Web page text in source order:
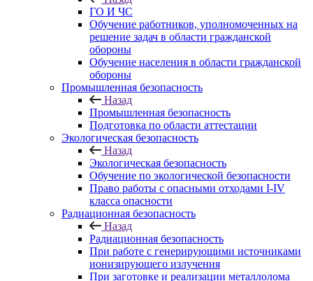
ГО И ЧС
Обучение работников, уполномоченных на
решение задач в области гражданской
обороны
Обучение населения в области гражданской
обороны
Промышленная безопасность
Назад
Промышленная безопасность
Подготовка по области аттестации
Экологическая безопасность
Назад
Экологическая безопасность
Обучение по экологической безопасности
Право работы с опасными отходами I-IV
класса опасности
Радиационная безопасность
Назад
Радиационная безопасность
При работе с генерирующими источниками
ионизирующего излучения
При заготовке и реализации металлолома